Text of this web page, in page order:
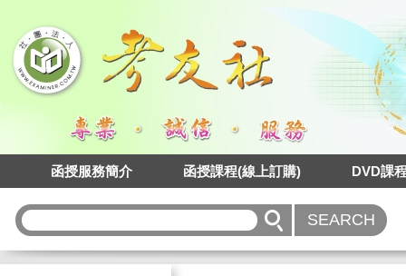
函授服務簡介 函授課程(線上訂購) DVD課